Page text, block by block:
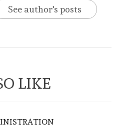
See author's posts
LIKE